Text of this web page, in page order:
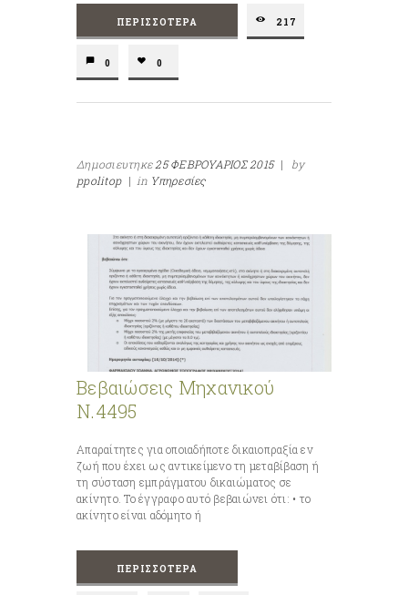
ΠΕΡΙΣΣΌΤΕΡΑ 217
0 0
Δημοσιευτηκε25 ΦΕΒΡΟΥΑΡΙΟΣ 2015 |
by
ppolitop | in Υπηρεσίες
Βεβαιώσεις Μηχανικού
Ν.4495
Απαραίτητες για οποιαδήποτε δικαιοπραξία εν
ζωή που έχει ως αντικείμενο τη μεταβίβαση ή
τη σύσταση εμπράγματου δικαιώματος σε
ακίνητο. Το έγγραφο αυτό βεβαιώνει ότι: • το
ακίνητο είναι αδόμητο ή
ΠΕΡΙΣΣΌΤΕΡΑ